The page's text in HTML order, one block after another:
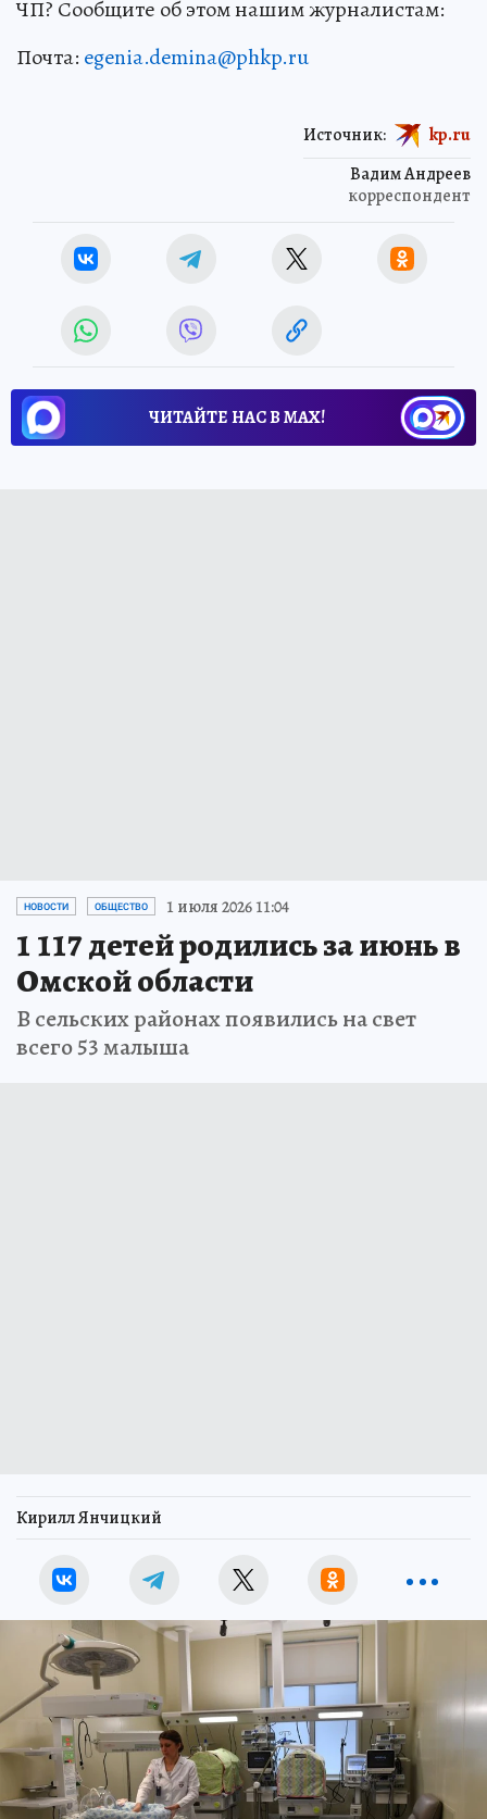
ЧП? Сообщите об этом нашим журналистам:
Почта: egenia.demina@phkp.ru
Вадим Андреев
корреспондент
Источник: kp.ru
ЧИТАЙТЕ НАС В МАХ!
НОВОСТИ ОБЩЕСТВО 1 июля 2026 11:04
1 117 детей родились за июнь в
Омской области
В сельских районах появились на свет
всего 53 малыша
Кирилл Янчицкий